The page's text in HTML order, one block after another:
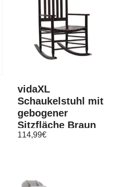
vidaXL
Schaukelstuhl mit
gebogener
Sitzfläche Braun
Pappelholz
114,99€